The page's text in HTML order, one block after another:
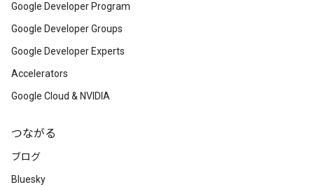
Google Developer Program
Google Developer Groups
Google Developer Experts
Accelerators
Google Cloud & NVIDIA
つながる
ブログ
Bluesky